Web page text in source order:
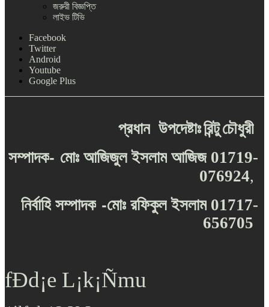
জরুরী বিজ্ঞপ্তি
লাইভ টিভি
Facebook
Twitter
Android
Youtube
Google Plus
প্রধান উপদেষ্টাঃরিন্টুচৌধুরী
সম্পাদক- মোঃ আজিজুল ইসলাম আজিজ 01719-
076924,
নির্বাহি সম্পাদক -মোঃ রফিকুল ইসলাম 01717-
656705
fÐd¡e L¡k¡Ñmu